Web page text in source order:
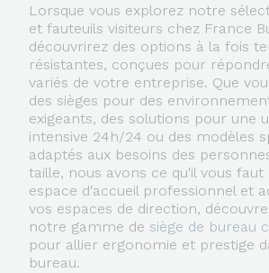
Lorsque vous explorez notre
et fauteuils visiteurs chez France
découvrirez des options à la fois
résistantes, conçues pour
variés de votre entreprise. Que
des sièges pour des
exigeants, des solutions pour une
intensive 24h/24 ou des modèles
adaptés aux besoins des
taille, nous avons ce qu'il vous
espace d'accueil professionnel et
vos espaces de direction,
notre gamme de siège de bureau
pour allier ergonomie et prestige
bureau.